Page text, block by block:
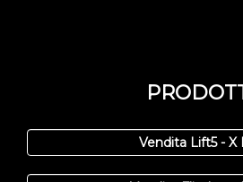
Vendita Lift5 - X